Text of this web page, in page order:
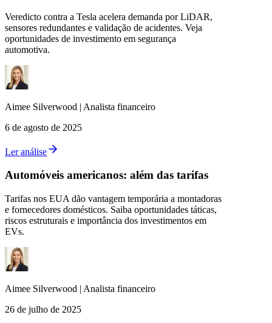
Veredicto contra a Tesla acelera demanda por LiDAR,
sensores redundantes e validação de acidentes. Veja
oportunidades de investimento em segurança
automotiva.
Aimee Silverwood | Analista financeiro
6 de agosto de 2025
Ler análise
Automóveis americanos: além das tarifas
Tarifas nos EUA dão vantagem temporária a montadoras
e fornecedores domésticos. Saiba oportunidades táticas,
riscos estruturais e importância dos investimentos em
EVs.
Aimee Silverwood | Analista financeiro
26 de julho de 2025